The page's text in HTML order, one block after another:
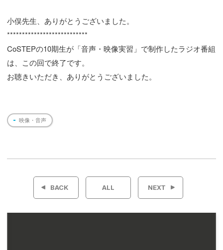
小俣先生、ありがとうございました。
***************************
CoSTEPの10期生が「音声・映像実習」で制作したラジオ番組
は、この回で終了です。
お聴きいただき、ありがとうございました。
映像・音声
投
BACK ALL NEXT